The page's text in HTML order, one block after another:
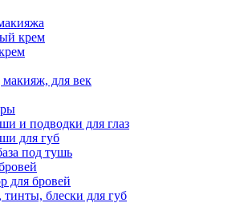
крем
макияж, для век
и подводки для глаз
для губ
под тушь
для бровей
блески для губ